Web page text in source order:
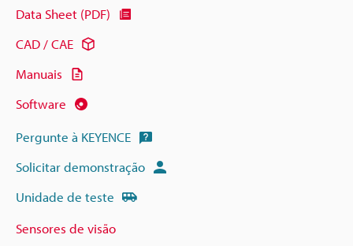
Data Sheet (PDF)
CAD / CAE
Manuais
Software
Pergunte à KEYENCE
Solicitar demonstração
Unidade de teste
Sensores de visão